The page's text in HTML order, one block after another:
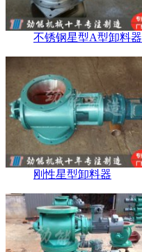
不锈钢星型A型卸料器
刚性星型卸料器